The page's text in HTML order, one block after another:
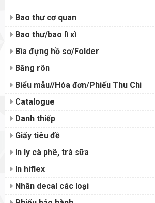
Bao thư cơ quan
Bao thư/bao lì xì
Bìa đựng hồ sơ/Folder
Băng rôn
Biểu mẫu//Hóa đơn/Phiếu Thu Chi
Catalogue
Danh thiếp
Giấy tiêu đề
In ly cà phê, trà sữa
In hiflex
Nhãn decal các loại